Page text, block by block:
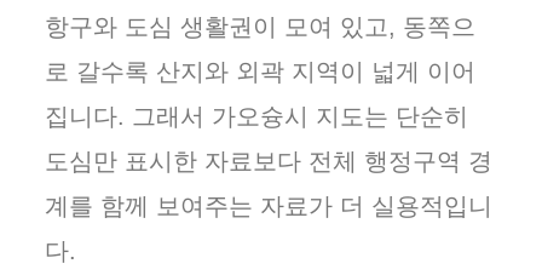
항구와 도심 생활권이 모여 있고, 동쪽으
로 갈수록 산지와 외곽 지역이 넓게 이어
집니다. 그래서 가오슝시 지도는 단순히
도심만 표시한 자료보다 전체 행정구역 경
계를 함께 보여주는 자료가 더 실용적입니
다.